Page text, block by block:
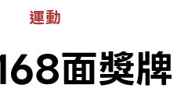
運動
面獎牌